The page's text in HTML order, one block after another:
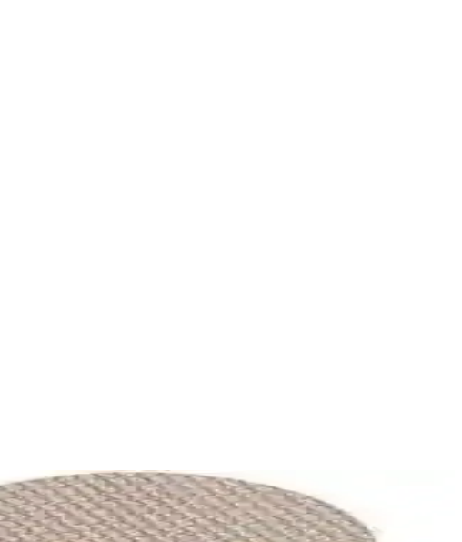
kolaylığıyla öne çıkan bu ürünleri detaylı karşılaştırıyoruz.